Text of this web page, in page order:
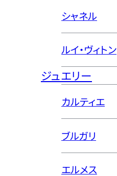
シャネル
ルイ・ヴィトン
ジュエリー
カルティエ
ブルガリ
エルメス